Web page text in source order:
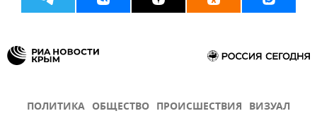
ПОЛИТИКА ОБЩЕСТВО ПРОИСШЕСТВИЯ ВИЗУАЛ